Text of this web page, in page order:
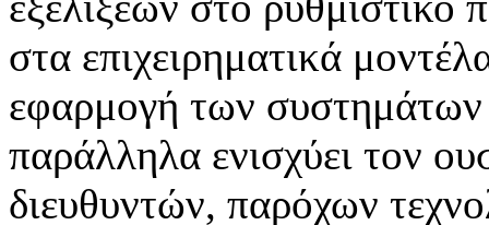
στα επιχειρηματικά
εφαρμογή των συστημάτων
παράλληλα ενισχύει τον
διευθυντών, παρόχων